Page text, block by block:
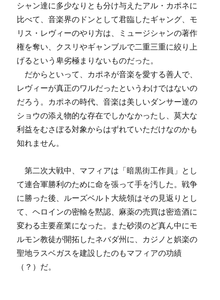
シャン達に多少なりとも分け与えたアル・カポネに
比べて、音楽界のドンとして君臨したギャング、モ
リス・レヴィーのやり方は、ミュージシャンの著作
権を奪い、クスリやギャンブルで二重三重に絞り上
げるという卑劣極まりないものだった。
だからといって、カポネが音楽を愛する善人で、
レヴィーが真正のワルだったというわけではないの
だろう。カポネの時代、音楽は美しいダンサー達の
ショウの添え物的な存在でしかなかったし、莫大な
利益をむさぼる対象からはずれていただけなのかも
知れません。
第二次大戦中、マフィアは「暗黒街工作員」とし
て連合軍勝利のために命を張って手を汚した。戦争
に勝った後、ルーズベルト大統領はその見返りとし
て、ヘロインの密輸を黙認、麻薬の売買は密造酒に
変わる主要産業になった。また砂漠のど真ん中にモ
ルモン教徒が開拓したネバダ州に、カジノと娯楽の
聖地ラスベガスを建設したのもマフィアの功績
（？）だ。